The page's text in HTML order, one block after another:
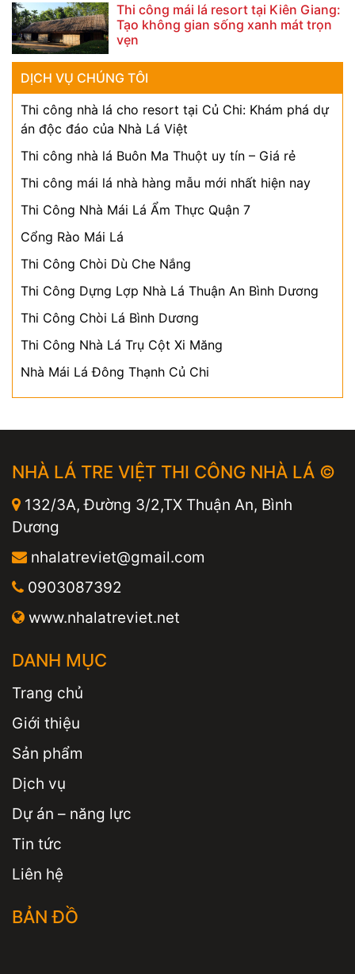
Thi công mái lá resort tại Kiên Giang:
Tạo không gian sống xanh mát trọn
vẹn
DỊCH VỤ CHÚNG TÔI
Thi công nhà lá cho resort tại Củ Chi: Khám phá dự
án độc đáo của Nhà Lá Việt
Thi công nhà lá Buôn Ma Thuột uy tín – Giá rẻ
Thi công mái lá nhà hàng mẫu mới nhất hiện nay
Thi Công Nhà Mái Lá Ẩm Thực Quận 7
Cổng Rào Mái Lá
Thi Công Chòi Dù Che Nắng
Thi Công Dựng Lợp Nhà Lá Thuận An Bình Dương
Thi Công Chòi Lá Bình Dương
Thi Công Nhà Lá Trụ Cột Xi Măng
Nhà Mái Lá Đông Thạnh Củ Chi
NHÀ LÁ TRE VIỆT THI CÔNG NHÀ LÁ ©
132/3A, Đường 3/2,TX Thuận An, Bình
Dương
nhalatreviet@gmail.com
0903087392
www.nhalatreviet.net
DANH MỤC
Trang chủ
Giới thiệu
Sản phẩm
Dịch vụ
Dự án – năng lực
Tin tức
Liên hệ
BẢN ĐỒ